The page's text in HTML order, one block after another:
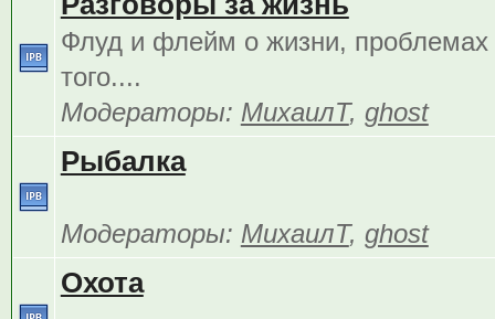
Флуд и флейм о жизни, проблемах
того....
Модераторы: МихаилТ, ghost
Рыбалка
Модераторы: МихаилТ, ghost
Охота